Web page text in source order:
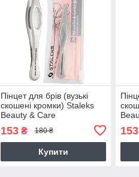
Пінцет для брів (вузькі
скошені кромки) Staleks
Beauty & Care
153₴ 180 ₴
Купити
153